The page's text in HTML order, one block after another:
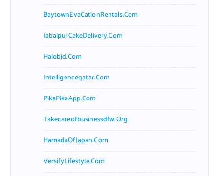
BaytownEvaCationRentals.com
JabalpurCakeDelivery.com
Halobjd.com
Intelligenceqatar.com
PikaPikaApp.com
Takecareofbusinessdfw.org
HamadaOfJapan.com
VersifyLifestyle.com